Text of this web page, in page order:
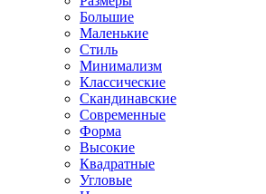
Большие
Маленькие
Стиль
Минимализм
Классические
Скандинавские
Современные
Форма
Высокие
Квадратные
Угловые